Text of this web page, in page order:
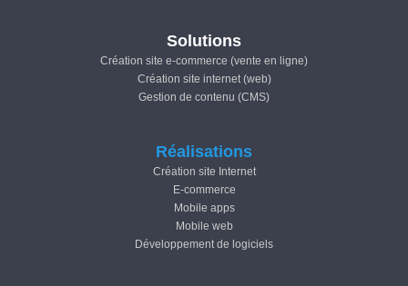
Solutions
Création site e-commerce (vente en ligne)
Création site internet (web)
Gestion de contenu (CMS)
Réalisations
Création site Internet
E-commerce
Mobile apps
Mobile web
Développement de logiciels